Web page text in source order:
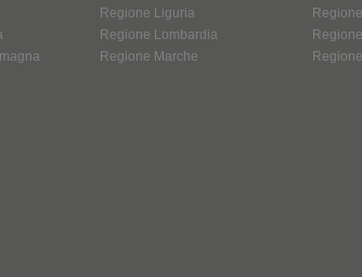
Regione Liguria
Regione Lombardia
Regione Marche